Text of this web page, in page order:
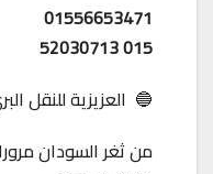
01556653471
015 52030713
🔵 العزيزية للنقل
من ثغر السودان